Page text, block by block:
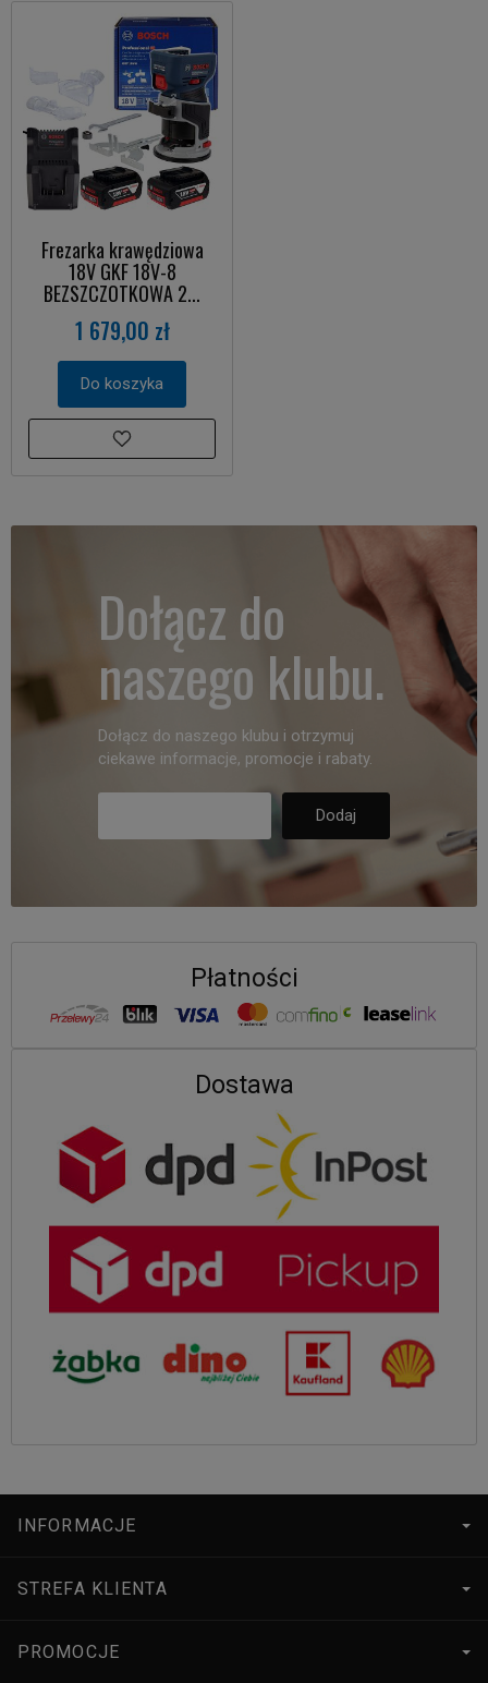
Frezarka krawędziowa
18V GKF 18V-8
BEZSZCZOTKOWA 2...
1 679,00 zł
Do koszyka
Dołącz do
naszego klubu.
Dołącz do naszego klubu i otrzymuj
ciekawe informacje, promocje i rabaty.
Płatności
Dostawa
INFORMACJE
STREFA KLIENTA
PROMOCJE